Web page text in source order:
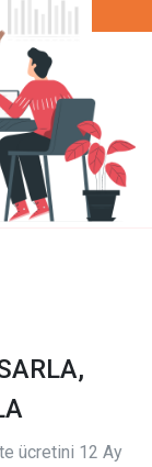
ücretini 12 Ay